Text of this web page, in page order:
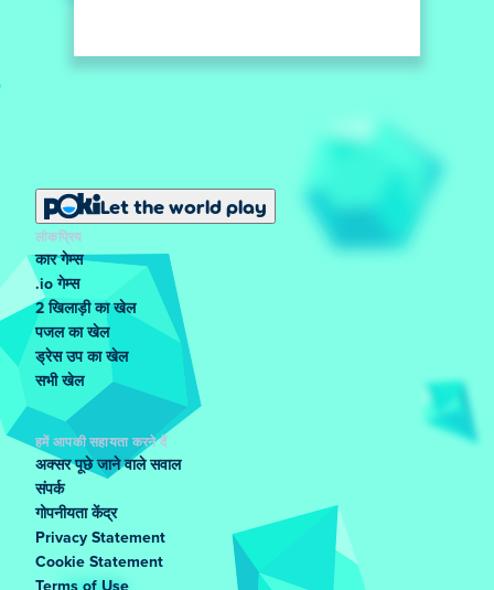
Let the world play
लोकप्रिय
कार गेम्स
.io गेम्स
2 खिलाड़ी का खेल
पजल का खेल
ड्रेस उप का खेल
सभी खेल
हमें आपकी सहायता करने दें
अक्सर पूछे जाने वाले सवाल
संपर्क
गोपनीयता केंद्र
Privacy Statement
Cookie Statement
Terms of Use